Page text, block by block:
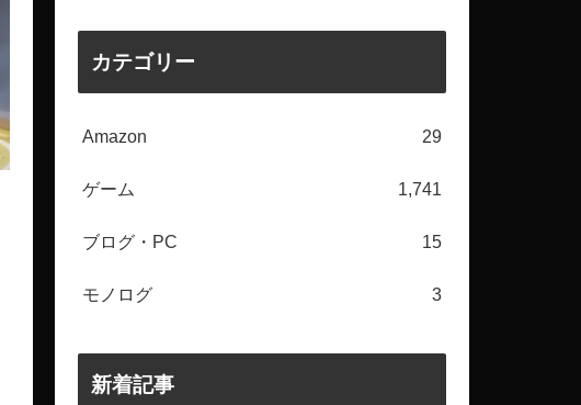
カテゴリー
Amazon 29
ゲーム 1,741
ブログ・PC 15
モノログ 3
新着記事